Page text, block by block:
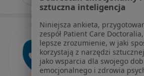
sztuczna inteligencja
Niniejsza ankieta,
zespół Patient Care
lepsze zrozumienie, w jaki
korzystają z narzędzi
jako wsparcia dla swojego
emocjonalnego i zdrowia